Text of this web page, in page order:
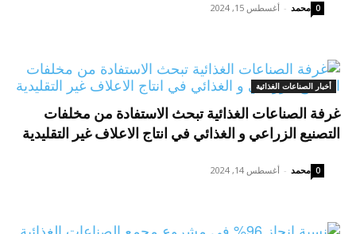
محمد - أغسطس 15, 2024 0
أخبار الصناعات الغذائية
غرفة الصناعات الغذائية تبحث الاستفادة من مخلفات
التصنيع الزراعي و الغذائي في انتاج الاعلاف غير التقليدية
محمد - أغسطس 14, 2024 0